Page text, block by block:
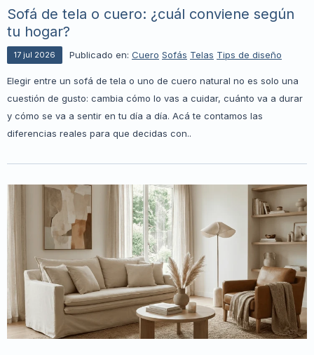
Sofá de tela o cuero: ¿cuál conviene según
tu hogar?
17 jul 2026 Publicado en: Cuero Sofás Telas Tips de diseño
Elegir entre un sofá de tela o uno de cuero natural no es solo una
cuestión de gusto: cambia cómo lo vas a cuidar, cuánto va a durar
y cómo se va a sentir en tu día a día. Acá te contamos las
diferencias reales para que decidas con..